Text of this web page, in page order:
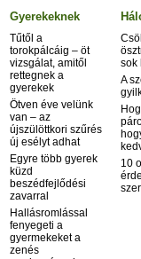
Gyerekeknek
Tűtől a
torokpálcáig – öt
vizsgálat, amitől
rettegnek a
gyerekek
Ötven éve velünk
van – az
újszülöttkori szűrés
új esélyt adhat
Egyre több gyerek
küzd
beszédfejlődési
zavarral
Hallásromlással
fenyegeti a
gyermekeket a
zenés
sok
A
10